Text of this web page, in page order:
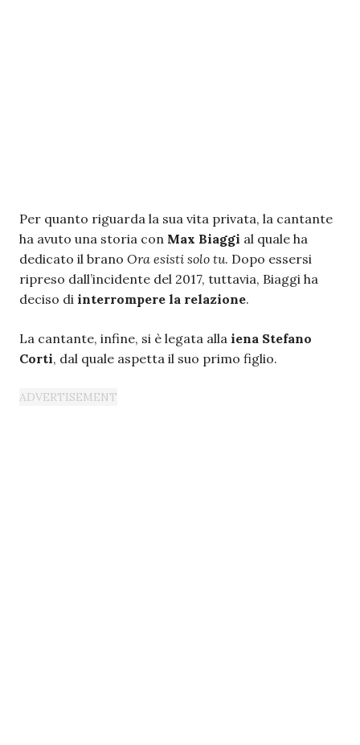
Per quanto riguarda la sua vita privata, la cantante
ha avuto una storia con Max Biaggi al quale ha
dedicato il brano Ora esisti solo tu. Dopo essersi
ripreso dall’incidente del 2017, tuttavia, Biaggi ha
deciso di interrompere la relazione.
La cantante, infine, si è legata alla iena Stefano
Corti, dal quale aspetta il suo primo figlio.